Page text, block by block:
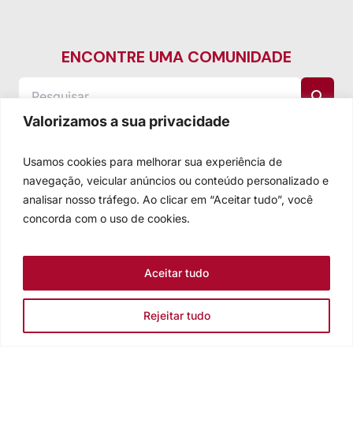
Valorizamos a sua privacidade
Usamos cookies para melhorar sua experiência de
navegação, veicular anúncios ou conteúdo personalizado e
analisar nosso tráfego. Ao clicar em “Aceitar tudo”, você
concorda com o uso de cookies.
Rejeitar tudo
Aceitar tudo
ENCONTRE UMA COMUNIDADE